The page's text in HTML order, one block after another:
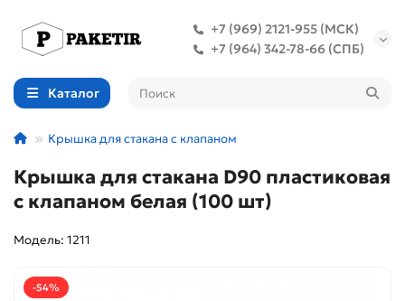
+7 (969) 2121-955 (МСК)
+7 (964) 342-78-66 (СПБ)
Каталог
Крышка для стакана с клапаном
Крышка для стакана D90 пластиковая
с клапаном белая (100 шт)
Модель: 1211
-54%